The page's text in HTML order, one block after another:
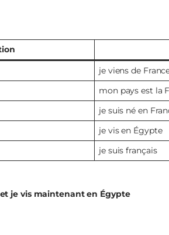
je viens de
mon pays est la
je suis né en
je vis en Égypte
je suis français
je vis maintenant en Égypte